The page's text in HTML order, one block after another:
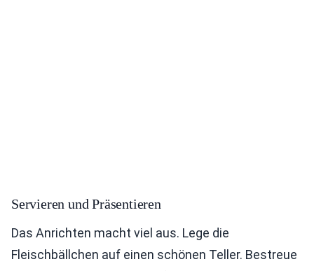
Servieren und Präsentieren
Das Anrichten macht viel aus. Lege die
Fleischbällchen auf einen schönen Teller. Bestreue